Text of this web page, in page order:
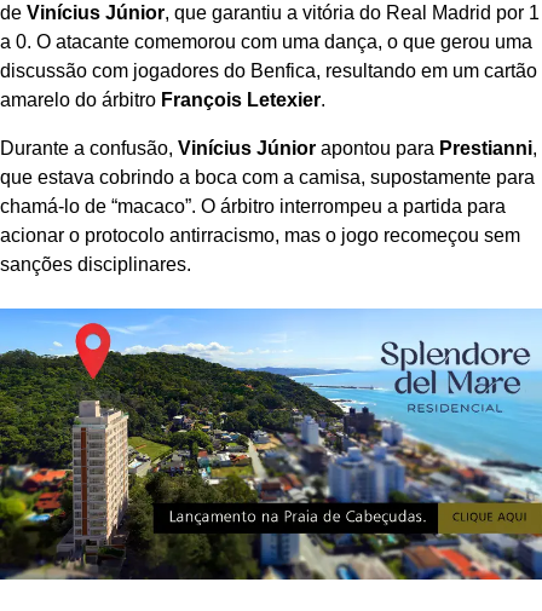
de Vinícius Júnior, que garantiu a vitória do Real Madrid por 1
a 0. O atacante comemorou com uma dança, o que gerou uma
discussão com jogadores do Benfica, resultando em um cartão
amarelo do árbitro François Letexier.
Durante a confusão, Vinícius Júnior apontou para Prestianni,
que estava cobrindo a boca com a camisa, supostamente para
chamá-lo de “macaco”. O árbitro interrompeu a partida para
acionar o protocolo antirracismo, mas o jogo recomeçou sem
sanções disciplinares.